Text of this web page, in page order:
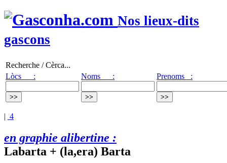
Nos lieux-dits
gascons
Recherche / Cèrca...
Lòcs :
Noms : Prenoms :
| 4
en graphie alibertine :
Labarta + (la,era) Barta